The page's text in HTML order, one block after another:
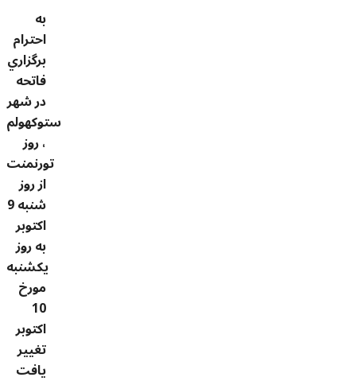
به
احترام
برگزاري
فاتحه
در شهر
ستوکهولم
، روز
تورنمنت
از روز
شنبه 9
اکتوبر
به روز
يکشنبه
مورخ
10
اکتوبر
تغيير
يافت